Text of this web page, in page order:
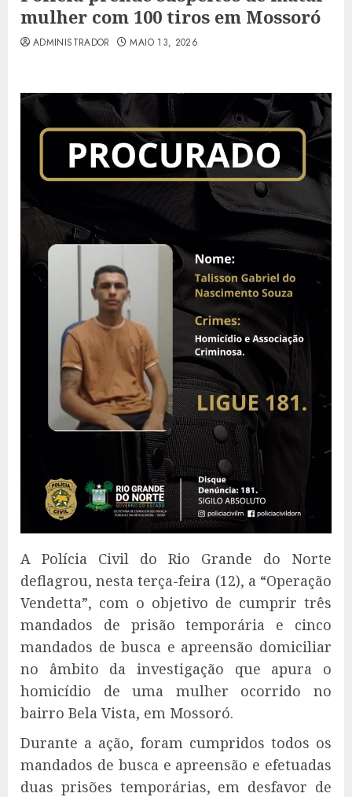
mulher com 100 tiros em Mossoró
ADMINISTRADOR MAIO 13, 2026
A Polícia Civil do Rio Grande do Norte
deflagrou, nesta terça-feira (12), a “Operação
Vendetta”, com o objetivo de cumprir três
mandados de prisão temporária e cinco
mandados de busca e apreensão domiciliar
no âmbito da investigação que apura o
homicídio de uma mulher ocorrido no
bairro Bela Vista, em Mossoró.
Durante a ação, foram cumpridos todos os
mandados de busca e apreensão e efetuadas
duas prisões temporárias, em desfavor de